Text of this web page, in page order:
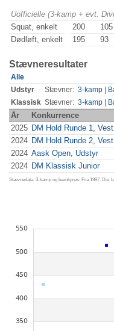
Uofficielle (3-kamp + evt.
Squat, enkelt
200 105
Dødløft, enkelt
195 93
Stævneresultater
Alle
Udstyr
Stævner: 3-kamp
Klassisk Stævner: 3-kamp
År Konkurrence
2025 DM Hold Runde 1, Vest
2024 DM Hold Runde 2, Vest
2024 Aask Open, Udstyr
2024 DM Klassisk Junior
Stævnedata: 3-kamp og bænkpres: Fra 1997. Div.